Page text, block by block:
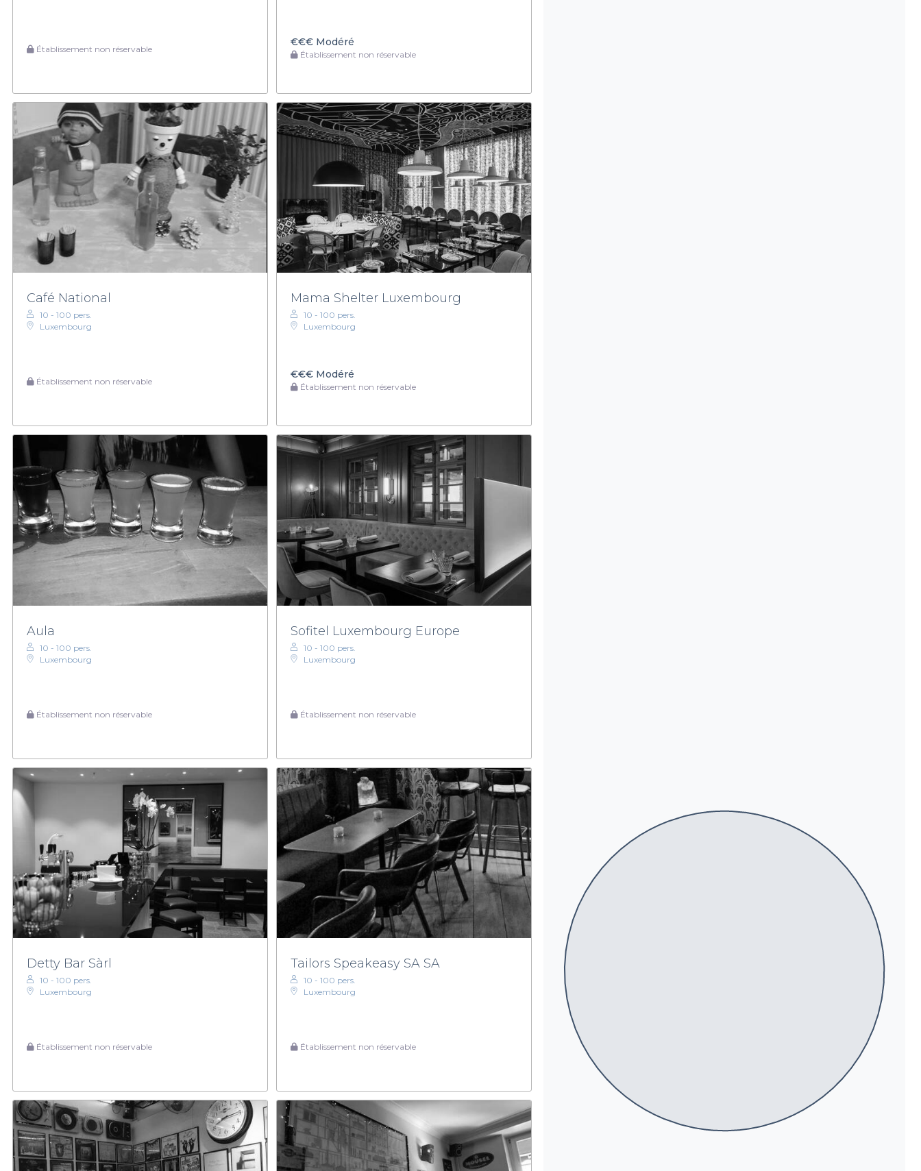
Établissement non réservable
€€€Modéré
Établissement non réservable
Café National
10 - 100 pers.
Luxembourg
Établissement non réservable
Mama Shelter Luxembourg
10 - 100 pers.
Luxembourg
€€€Modéré
Établissement non réservable
Aula
10 - 100 pers.
Luxembourg
Établissement non réservable
Sofitel Luxembourg Europe
10 - 100 pers.
Luxembourg
Établissement non réservable
Detty Bar Sàrl
10 - 100 pers.
Luxembourg
Établissement non réservable
Tailors Speakeasy SA SA
10 - 100 pers.
Luxembourg
Établissement non réservable